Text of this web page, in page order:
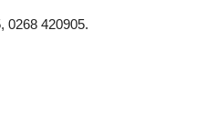
0268 420905.